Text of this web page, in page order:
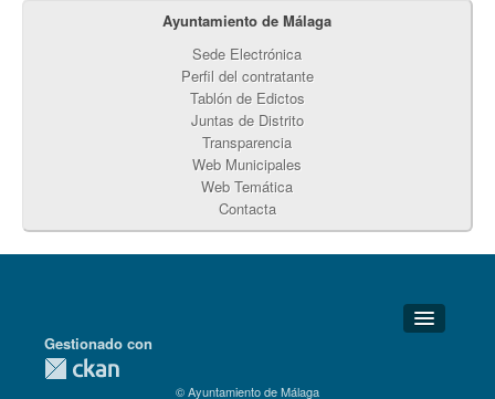
Ayuntamiento de Málaga
Sede Electrónica
Perfil del contratante
Tablón de Edictos
Juntas de Distrito
Transparencia
Web Municipales
Web Temática
Contacta
Detalles Técnicos
Gestionado con
© Ayuntamiento de Málaga